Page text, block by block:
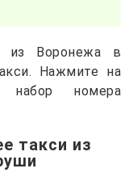
из Воронежа в
Нажмите на
набор номера
такси из